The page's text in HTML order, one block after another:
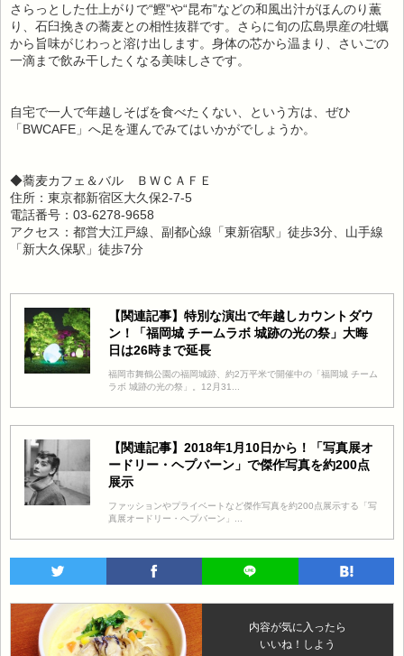
さらっとした仕上がりで“鰹”や“昆布”などの和風出汁がほんのり薫
り、石臼挽きの蕎麦との相性抜群です。さらに旬の広島県産の牡蠣
から旨味がじわっと溶け出します。身体の芯から温まり、さいごの
一滴まで飲み干したくなる美味しさです。
自宅で一人で年越しそばを食べたくない、という方は、ぜひ
「BWCAFE」へ足を運んでみてはいかがでしょうか。
◆蕎麦カフェ＆バル ＢＷＣＡＦＥ
住所：東京都新宿区大久保2-7-5
電話番号：03-6278-9658
アクセス：都営大江戸線、副都心線「東新宿駅」徒歩3分、山手線
「新大久保駅」徒歩7分
【関連記事】特別な演出で年越しカウントダウ
ン！「福岡城 チームラボ 城跡の光の祭」大晦
日は26時まで延長
福岡市舞鶴公園の福岡城跡、約2万平米で開催中の「福岡城 チーム
ラボ 城跡の光の祭」。12月31...
【関連記事】2018年1月10日から！「写真展オ
ードリー・ヘプバーン」で傑作写真を約200点
展示
ファッションやプライベートなど傑作写真を約200点展示する「写
真展オードリー・ヘプバーン」...
内容が気に入ったら
いいね！しよう